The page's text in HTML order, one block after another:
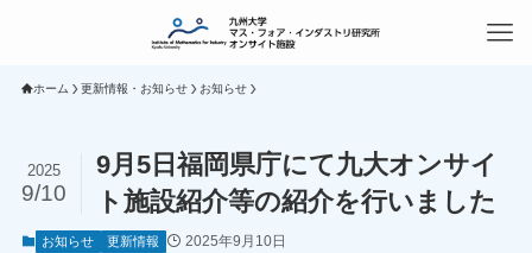
ホーム 更新情報・お知らせ お知らせ
9月5日福岡県庁にて九大オンサイ
ト施設紹介等の紹介を行いました
2025
9/10
お知らせ 更新情報 2025年9月10日